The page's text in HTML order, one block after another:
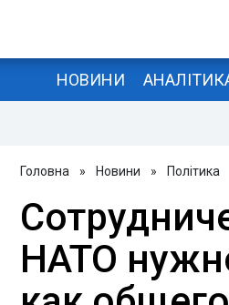
НОВИНИ
Головна » Новини » Політика
НАТО